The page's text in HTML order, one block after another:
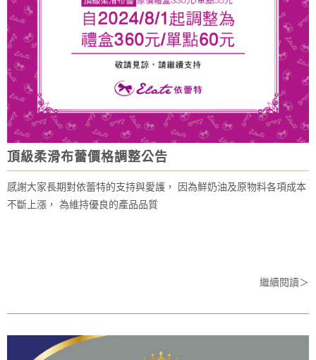
頂級柔滑布蕾價格調整公告
感謝大家長期對依蕾特的支持與愛護， 因為鮮奶油及原物料各項成本
不斷上漲， 為維持優良的產品品質
繼續閱讀＞